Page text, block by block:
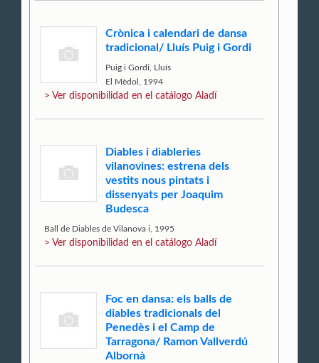
Crònica i calendari de dansa
tradicional/ Lluís Puig i Gordi
Puig i Gordi, Lluís
El Mèdol, 1994
> Ver disponibilidad en el catálogo Aladí
Diables i diableries
vilanovines: estrena dels
vestits nous pintats i
dissenyats per Joaquim
Budesca
Ball de Diables de Vilanova i, 1995
> Ver disponibilidad en el catálogo Aladí
Foc en dansa: els balls de
diables tradicionals del
Penedès i el Camp de
Tarragona/ Ramon Vallverdú
Albornà